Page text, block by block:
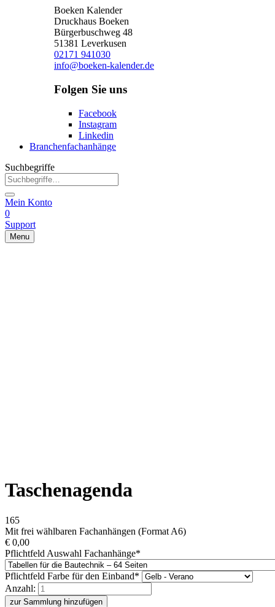
Boeken Kalender
Druckhaus Boeken
Bürgerbuschweg 48
51381 Leverkusen
02171 941030
info@boeken-kalender.de
Folgen Sie uns
Facebook
Instagram
Linkedin
Branchenfachanhänge
Suchbegriffe
Mein Konto
0
Support
Menu
Taschenagenda
165
Mit frei wählbaren Fachanhängen (Format A6)
€ 0,00
Pflichtfeld Auswahl Fachanhänge*
Pflichtfeld Farbe für den Einband*
Anzahl:
zur Sammlung hinzufügen